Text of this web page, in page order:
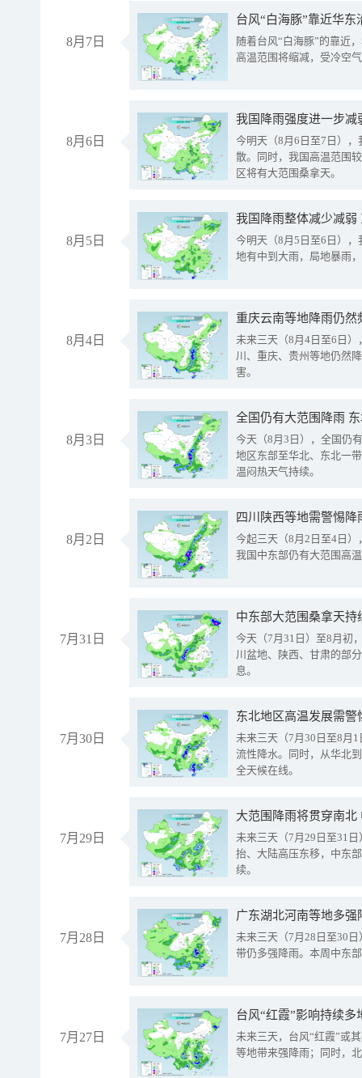
8月7日
台风“白海豚”靠近华
随着台风“白海豚”的靠近
高温范围将缩减，受冷空
8月6日
今明天（8月6日至7日）
散。同时，我国高温范围
区将有大范围桑拿天。
8月5日
我国降雨整体减少减弱
今明天（8月5日至6日）
地有中到大雨，局地暴雨
8月4日
重庆云南等地降雨仍然
未来三天（8月4日至6日
川、重庆、贵州等地仍然
害。
8月3日
全国仍有大范围降雨
今天（8月3日），全国仍
地区东部至华北、东北一
温闷热天气持续。
8月2日
今起三天（8月2日至4日
我国中东部仍有大范围高
7月31日
中东部大范围桑拿天
今天（7月31日）至8月初
川盆地、陕西、甘肃的部
息。
7月30日
东北地区高温发展需
未来三天（7月30日至8月
流性降水。同时，从华北
全天候在线。
7月29日
大范围降雨将贯穿南
未来三天（7月29日至31
抬、大陆高压东移，中东
续。
7月28日
广东湖北河南等地多
未来三天（7月28日至30
带仍多强降雨。本周中东
7月27日
台风“红霞”影响持续
未来三天，台风“红霞”或
等地带来强降雨；同时，